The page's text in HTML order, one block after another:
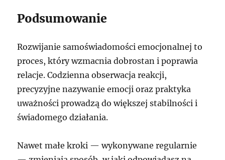
Podsumowanie
Rozwijanie samoświadomości emocjonalnej to
proces, który wzmacnia dobrostan i poprawia
relacje. Codzienna obserwacja reakcji,
precyzyjne nazywanie emocji oraz praktyka
uważności prowadzą do większej stabilności i
świadomego działania.
Nawet małe kroki — wykonywane regularnie